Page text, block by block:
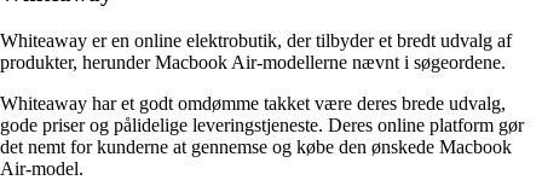
Whiteaway er en online elektrobutik, der tilbyder et bredt udvalg af
produkter, herunder Macbook Air-modellerne nævnt i søgeordene.
Whiteaway har et godt omdømme takket være deres brede udvalg,
gode priser og pålidelige leveringstjeneste. Deres online platform gør
det nemt for kunderne at gennemse og købe den ønskede Macbook
Air-model.